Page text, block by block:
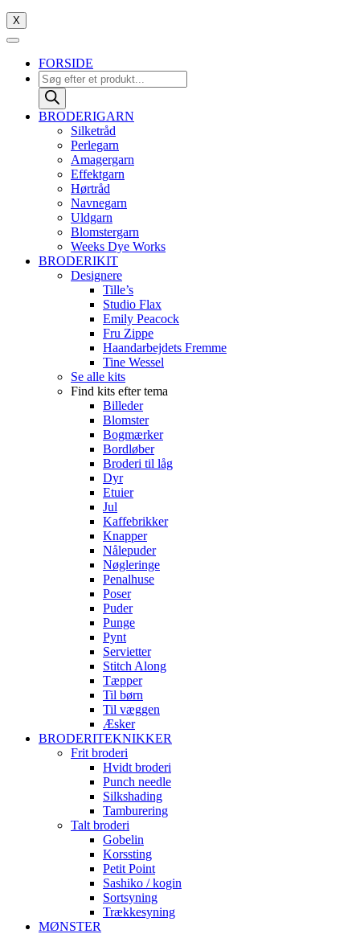
X
FORSIDE
Products
search
BRODERIGARN
Silketråd
Perlegarn
Amagergarn
Effektgarn
Hørtråd
Navnegarn
Uldgarn
Blomstergarn
Weeks Dye Works
BRODERIKIT
Designere
Tille’s
Studio Flax
Emily Peacock
Fru Zippe
Haandarbejdets Fremme
Tine Wessel
Se alle kits
Find kits efter tema
Billeder
Blomster
Bogmærker
Bordløber
Broderi til låg
Dyr
Etuier
Jul
Kaffebrikker
Knapper
Nålepuder
Nøgleringe
Penalhuse
Poser
Puder
Punge
Pynt
Servietter
Stitch Along
Tæpper
Til børn
Til væggen
Æsker
BRODERITEKNIKKER
Frit broderi
Hvidt broderi
Punch needle
Silkshading
Tamburering
Talt broderi
Gobelin
Korssting
Petit Point
Sashiko / kogin
Sortsyning
Trækkesyning
MØNSTER